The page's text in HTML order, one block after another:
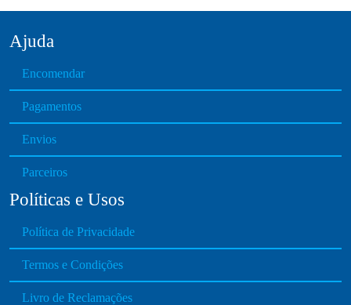
Ajuda
Encomendar
Pagamentos
Envios
Parceiros
Políticas e Usos
Política de Privacidade
Termos e Condições
Livro de Reclamações